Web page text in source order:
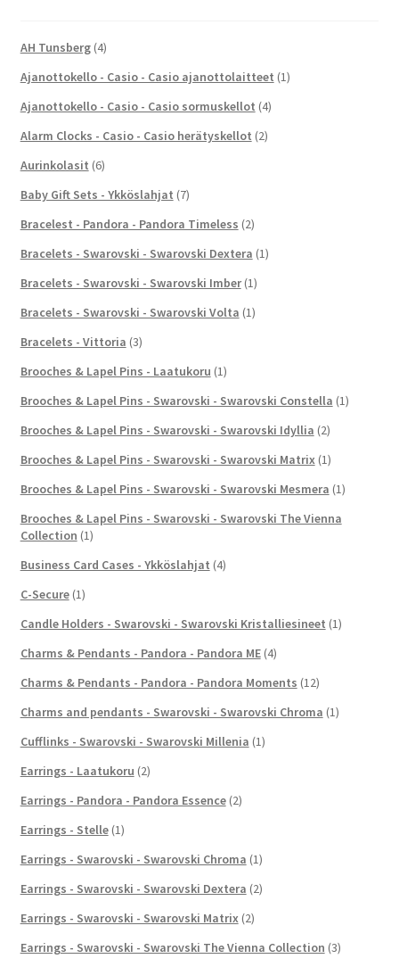
AH Tunsberg (4)
Ajanottokello - Casio - Casio ajanottolaitteet (1)
Ajanottokello - Casio - Casio sormuskellot (4)
Alarm Clocks - Casio - Casio herätyskellot (2)
Aurinkolasit (6)
Baby Gift Sets - Ykköslahjat (7)
Bracelest - Pandora - Pandora Timeless (2)
Bracelets - Swarovski - Swarovski Dextera (1)
Bracelets - Swarovski - Swarovski Imber (1)
Bracelets - Swarovski - Swarovski Volta (1)
Bracelets - Vittoria (3)
Brooches & Lapel Pins - Laatukoru (1)
Brooches & Lapel Pins - Swarovski - Swarovski Constella (1)
Brooches & Lapel Pins - Swarovski - Swarovski Idyllia (2)
Brooches & Lapel Pins - Swarovski - Swarovski Matrix (1)
Brooches & Lapel Pins - Swarovski - Swarovski Mesmera (1)
Brooches & Lapel Pins - Swarovski - Swarovski The Vienna
Collection (1)
Business Card Cases - Ykköslahjat (4)
C-Secure (1)
Candle Holders - Swarovski - Swarovski Kristalliesineet (1)
Charms & Pendants - Pandora - Pandora ME (4)
Charms & Pendants - Pandora - Pandora Moments (12)
Charms and pendants - Swarovski - Swarovski Chroma (1)
Cufflinks - Swarovski - Swarovski Millenia (1)
Earrings - Laatukoru (2)
Earrings - Pandora - Pandora Essence (2)
Earrings - Stelle (1)
Earrings - Swarovski - Swarovski Chroma (1)
Earrings - Swarovski - Swarovski Dextera (2)
Earrings - Swarovski - Swarovski Matrix (2)
Earrings - Swarovski - Swarovski The Vienna Collection (3)